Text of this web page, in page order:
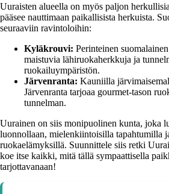
Uuraisten alueella on myös paljon
pääsee nauttimaan paikallisista herkuista.
seuraaviin ravintoloihin:
Kyläkrouvi: Perinteinen
maistuvia lähiruokaherkkuja ja
ruokailuympäristön.
Järvenranta: Kauniilla
Järvenranta tarjoaa gourmet-tason
tunnelman.
Uurainen on siis monipuolinen kunta, joka
luonnollaan, mielenkiintoisilla tapahtumilla
ruokaelämyksillä. Suunnittele siis retki
koe itse kaikki, mitä tällä sympaattisella
tarjottavanaan!